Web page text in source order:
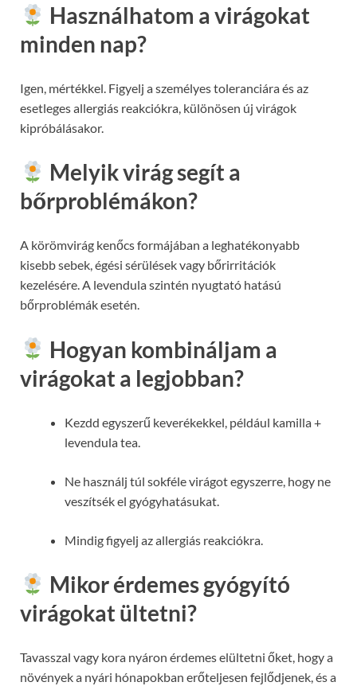
Használhatom a virágokat
minden nap?
Igen, mértékkel. Figyelj a személyes toleranciára és az
esetleges allergiás reakciókra, különösen új virágok
kipróbálásakor.
Melyik virág segít a
bőrproblémákon?
A körömvirág kenőcs formájában a leghatékonyabb
kisebb sebek, égési sérülések vagy bőrirritációk
kezelésére. A levendula szintén nyugtató hatású
bőrproblémák esetén.
Hogyan kombináljam a
virágokat a legjobban?
Kezdd egyszerű keverékekkel, például kamilla +
levendula tea.
Ne használj túl sokféle virágot egyszerre, hogy ne
veszítsék el gyógyhatásukat.
Mindig figyelj az allergiás reakciókra.
Mikor érdemes gyógyító
virágokat ültetni?
Tavasszal vagy kora nyáron érdemes elültetni őket, hogy a
növények a nyári hónapokban erőteljesen fejlődjenek, és a